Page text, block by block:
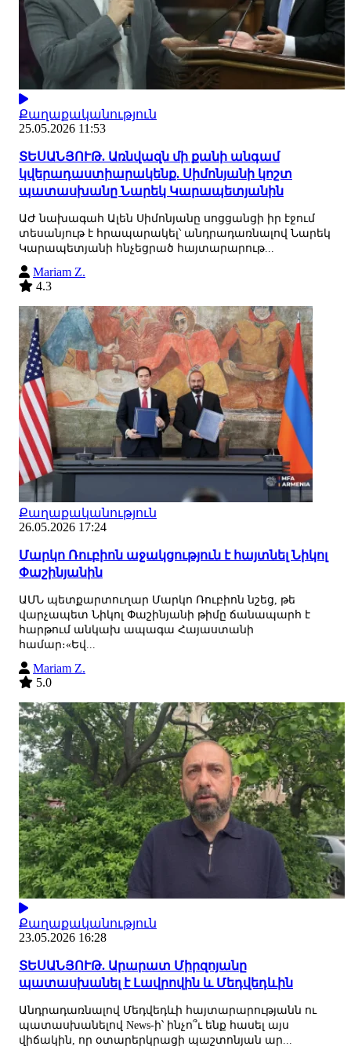
Քաղաքականություն
25.05.2026 11:53
ՏԵՍԱՆՅՈՒԹ. Առնվազն մի քանի անգամ
կվերադաստիարակենք. Սիմոնյանի կոշտ
պատասխանը Նարեկ Կարապետյանին
ԱԺ նախագահ Ալեն Սիմոնյանը սոցցանցի իր էջում
տեսանյութ է հրապարակել՝ անդրադառնալով Նարեկ
Կարապետյանի հնչեցրած հայտարարութ...
Mariam Z.
4.3
Քաղաքականություն
26.05.2026 17:24
Մարկո Ռուբիոն աջակցություն է հայտնել Նիկոլ
Փաշինյանին
ԱՄՆ պետքարտուղար Մարկո Ռուբիոն նշեց, թե
վարչապետ Նիկոլ Փաշինյանի թիմը ճանապարհ է
հարթում անկախ ապագա Հայաստանի
համար։«Եվ...
Mariam Z.
5.0
Քաղաքականություն
23.05.2026 16:28
ՏԵՍԱՆՅՈՒԹ. Արարատ Միրզոյանը
պատասխանել է Լավրովին և Մեդվեդևին
Անդրադառնալով Մեդվեդևի հայտարարությանն ու
պատասխանելով News-ի՝ ինչո՞ւ ենք հասել այս
վիճակին, որ օտարերկրացի պաշտոնյան ար...